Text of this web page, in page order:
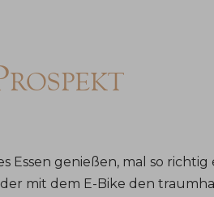
Essen genießen, mal so
mit dem E-Bike den